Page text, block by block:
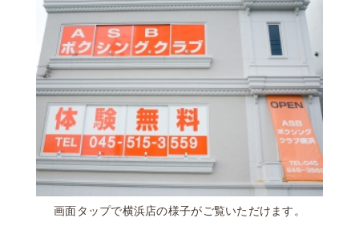
画面タップで横浜店の様子がご覧いただけます。